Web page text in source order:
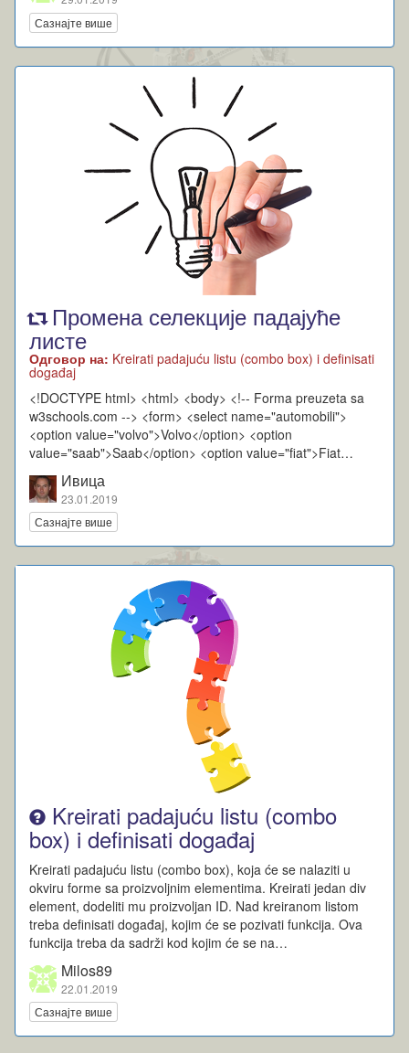
Сазнајте више
Промена селекције падајуће
листе
Одговор на: Kreirati padajuću listu (combo box) i definisati
događaj
<!DOCTYPE html> <html> <body> <!-- Forma preuzeta sa
w3schools.com --> <form> <select name="automobili">
<option value="volvo">Volvo</option> <option
value="saab">Saab</option> <option value="fiat">Fiat…
Ивица
23.01.2019
Сазнајте више
Kreirati padajuću listu (combo
box) i definisati događaj
Kreirati padajuću listu (combo box), koja će se nalaziti u
okviru forme sa proizvoljnim elementima. Kreirati jedan div
element, dodeliti mu proizvoljan ID. Nad kreiranom listom
treba definisati događaj, kojim će se pozivati funkcija. Ova
funkcija treba da sadrži kod kojim će se na…
Milos89
22.01.2019
Сазнајте више